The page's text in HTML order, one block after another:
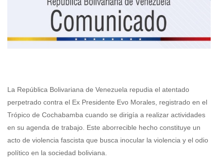
La República Bolivariana de Venezuela repudia el atentado
perpetrado contra el Ex Presidente Evo Morales, registrado en el
Trópico de Cochabamba cuando se dirigía a realizar actividades
en su agenda de trabajo. Este aborrecible hecho constituye un
acto de violencia fascista que busca inocular la violencia y el odio
político en la sociedad boliviana.